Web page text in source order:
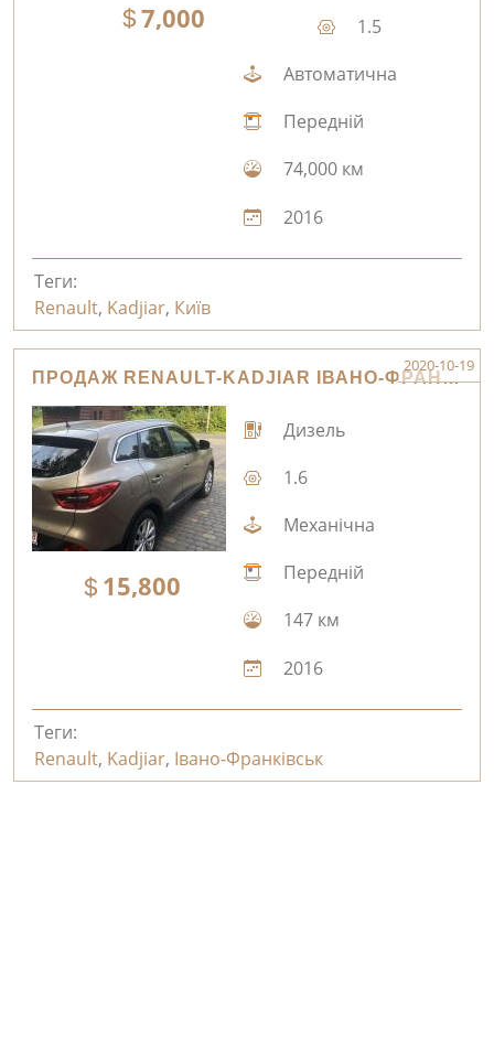
7,000
1.5
Автоматична
Передній
74,000 км
2016
Теги:
Renault, Kadjiar, Київ
ПРОДАЖ RENAULT-KADJIAR ІВАНО-ФРАНКІВСЬК
2020-10-19
15,800
Дизель
1.6
Механічна
Передній
147 км
2016
Теги:
Renault, Kadjiar, Івано-Франківськ